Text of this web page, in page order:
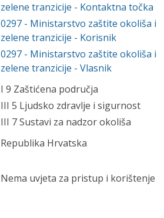
zelene tranzicije - Kontaktna točka
0297 - Ministarstvo zaštite okoliša i
zelene tranzicije - Korisnik
0297 - Ministarstvo zaštite okoliša i
zelene tranzicije - Vlasnik
I 9 Zaštićena područja
III 5 Ljudsko zdravlje i sigurnost
III 7 Sustavi za nadzor okoliša
Republika Hrvatska
Nema uvjeta za pristup i korištenje